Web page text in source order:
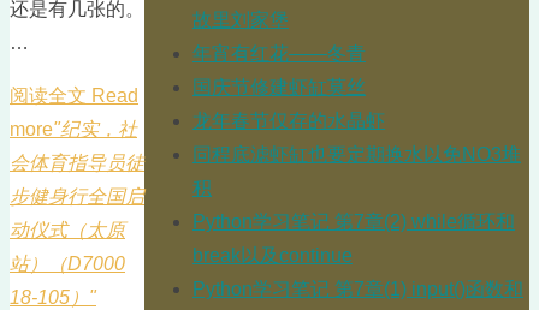
还是有几张的。
…
阅读全文 Read
more"纪实，社
会体育指导员徒
步健身行全国启
动仪式（太原
站）（D7000
18-105）"
故里刘家堡
年宵有红花——冬青
国庆节修建虾缸莫丝
龙年春节仅存的水晶虾
同程底滤虾缸也要定期换水以免NO3堆
积
Python学习笔记 第7章(2) while循环和
break以及continue
Python学习笔记 第7章(1) input()函数和